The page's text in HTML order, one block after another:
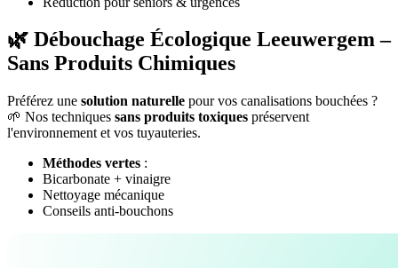
🌿 Débouchage Écologique Leeuwergem –
Sans Produits Chimiques
Préférez une solution naturelle pour vos canalisations bouchées ?
🌱 Nos techniques sans produits toxiques préservent
l'environnement et vos tuyauteries.
Méthodes vertes :
Bicarbonate + vinaigre
Nettoyage mécanique
Conseils anti-bouchons